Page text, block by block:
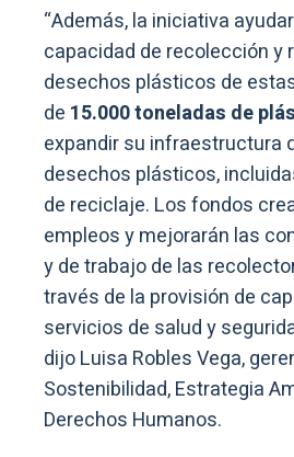
“Además, la iniciativa
capacidad de recolección y
desechos plásticos de
de 15.000 toneladas de
expandir su infraestructura
desechos plásticos,
de reciclaje. Los fondos
empleos y mejorarán las
y de trabajo de las
través de la provisión de
servicios de salud y
dijo Luisa Robles Vega,
Sostenibilidad, Estrategia
Derechos Humanos.